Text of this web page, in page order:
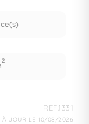
2
REF.1331
À JOUR LE 10/08/2026